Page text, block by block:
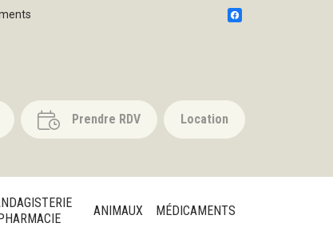
Prendre RDV Location
ANIMAUX MÉDICAMENTS